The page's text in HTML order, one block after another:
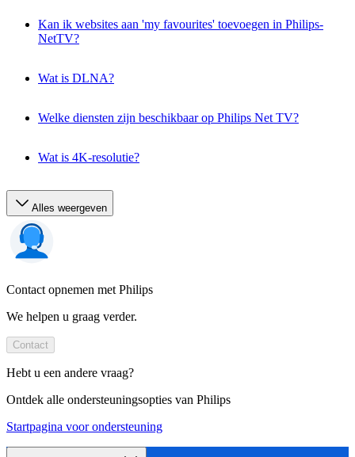
Kan ik websites aan 'my favourites' toevoegen in Philips-
NetTV?
Wat is DLNA?
Welke diensten zijn beschikbaar op Philips Net TV?
Wat is 4K-resolutie?
Alles weergeven
Contact opnemen met Philips
We helpen u graag verder.
Contact
Hebt u een andere vraag?
Ontdek alle ondersteuningsopties van Philips
Startpagina voor ondersteuning